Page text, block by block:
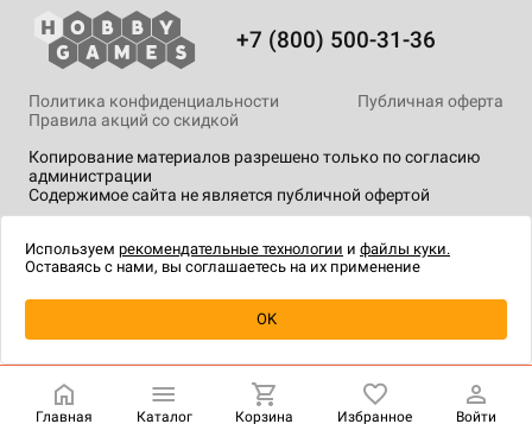
Уведомить о наличии
+7 (800) 500-31-36
Копирование материалов разрешено только по согласию
администрации
Содержимое сайта не является публичной офертой
Политика конфиденциальности
Публичная оферта
Правила акций со скидкой
технологии.
Главная Каталог Корзина Избранное Войти
Используем рекомендательные технологии и файлы куки.
Оставаясь с нами, вы соглашаетесь на их применение
OK